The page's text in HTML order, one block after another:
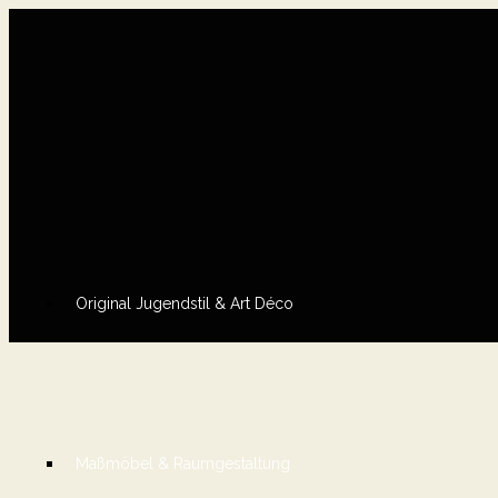
Original Jugendstil & Art Déco
Maßmöbel & Raumgestaltung